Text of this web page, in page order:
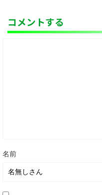
コメントする
名前